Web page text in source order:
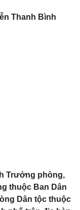
Thanh Bình
Trưởng phòng,
thuộc Ban Dân
Dân tộc thuộc